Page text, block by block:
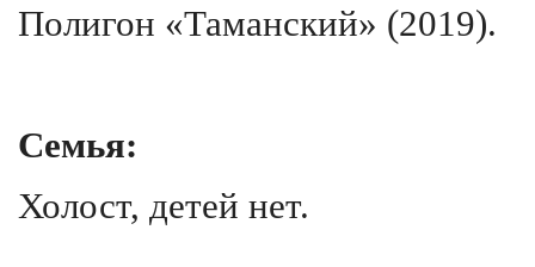
Полигон «Таманский» (2019).
Семья:
Холост, детей нет.